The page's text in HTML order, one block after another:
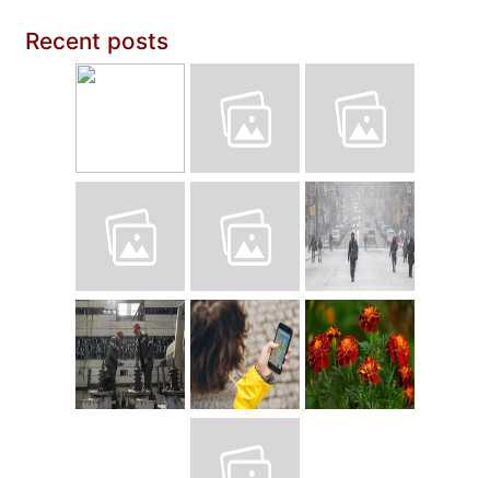
Recent posts